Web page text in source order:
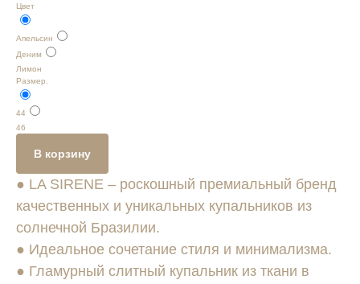
Цвет
Апельсин
Деним
Лимон
Размер.
44
46
В корзину
● LA SIRENE – роскошный премиальный бренд
качественных и уникальных купальников из
солнечной Бразилии.
● Идеальное сочетание стиля и минимализма.
● Гламурный слитный купальник из ткани в